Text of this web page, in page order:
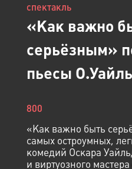
спектакль
«Как важно
серьёзным»
пьесы
800
«Как важно быть
самых остроумных,
комедий Оскара
и виртуозного мастера